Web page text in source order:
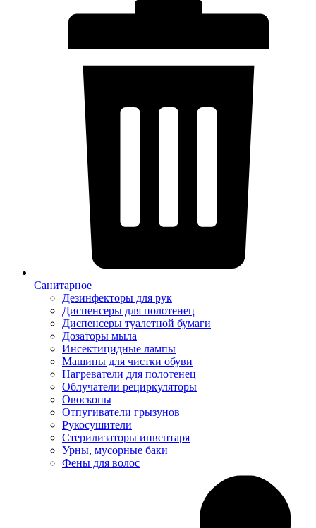
Санитарное
Дезинфекторы для рук
Диспенсеры для полотенец
Диспенсеры туалетной бумаги
Дозаторы мыла
Инсектицидные лампы
Машины для чистки обуви
Нагреватели для полотенец
Облучатели рециркуляторы
Овоскопы
Отпугиватели грызунов
Рукосушители
Стерилизаторы инвентаря
Урны, мусорные баки
Фены для волос